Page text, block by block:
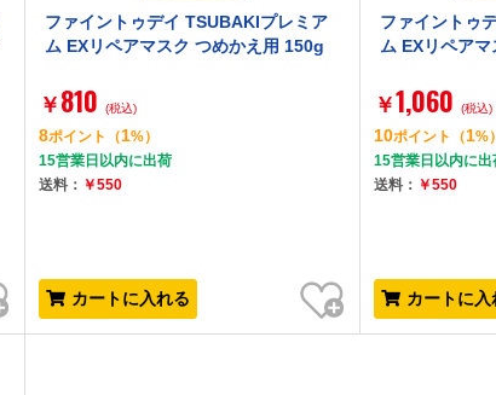
ファイントゥデイ TSUBAKIプレミア
ム EXリペアマスク つめかえ用 150g
￥ 810 (税込)
8ポイント （1%）
15営業日以内に出荷
送料： ￥550
カートに入れる
お気に入り
ファイントゥ
ム EXリペア
￥1,060 (税込)
10ポイント （1%）
15営業日以内に出
送料： ￥550
カートに入